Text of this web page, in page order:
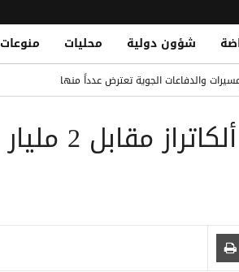
شؤون دولية محليات منوعات
والدفاعات الجوية تعترض عدداً منها
مع طرابزون سبور
منازل سكنية جنوب الحديدة
ترامب يعتزم إعادة تشغيل سجن ألكاتراز مقابل 2 مليار